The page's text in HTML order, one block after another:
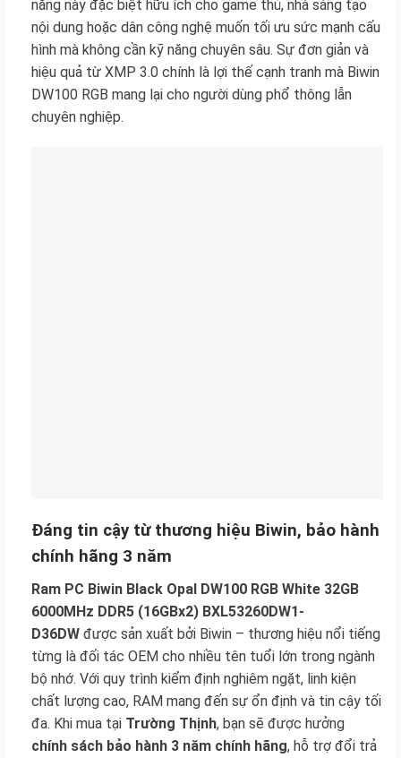
năng này đặc biệt hữu ích cho game thủ, nhà sáng tạo
nội dung hoặc dân công nghệ muốn tối ưu sức mạnh cấu
hình mà không cần kỹ năng chuyên sâu. Sự đơn giản và
hiệu quả từ XMP 3.0 chính là lợi thế cạnh tranh mà Biwin
DW100 RGB mang lại cho người dùng phổ thông lẫn
chuyên nghiệp.
Đáng tin cậy từ thương hiệu Biwin, bảo hành
chính hãng 3 năm
Ram PC Biwin Black Opal DW100 RGB White 32GB
6000MHz DDR5 (16GBx2) BXL53260DW1-
D36DW được sản xuất bởi Biwin – thương hiệu nổi tiếng
từng là đối tác OEM cho nhiều tên tuổi lớn trong ngành
bộ nhớ. Với quy trình kiểm định nghiêm ngặt, linh kiện
chất lượng cao, RAM mang đến sự ổn định và tin cậy tối
đa. Khi mua tại Trường Thịnh, bạn sẽ được hưởng
chính sách bảo hành 3 năm chính hãng, hỗ trợ đổi trả